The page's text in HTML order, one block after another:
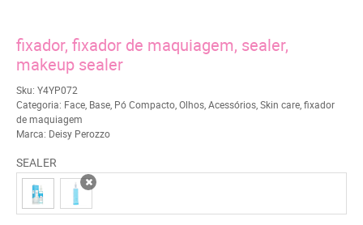
fixador, fixador de maquiagem, sealer,
makeup sealer
Sku: Y4YP072
Categoria: Face Base Pó Compacto Olhos Acessórios Skin care fixador
de maquiagem
Marca: Deisy Perozzo
SEALER